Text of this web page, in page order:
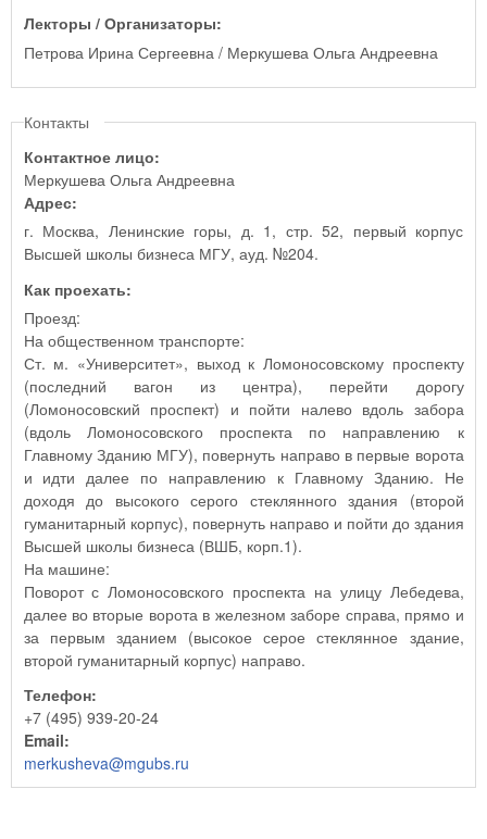
Лекторы / Организаторы:
Петрова Ирина Сергеевна / Меркушева Ольга Андреевна
Контакты
Контактное лицо:
Меркушева Ольга Андреевна
Адрес:
г. Москва, Ленинские горы, д. 1, стр. 52, первый корпус
Высшей школы бизнеса МГУ, ауд. №204.
Как проехать:
Проезд:
На общественном транспорте:
Ст. м. «Университет», выход к Ломоносовскому проспекту
(последний вагон из центра), перейти дорогу
(Ломоносовский проспект) и пойти налево вдоль забора
(вдоль Ломоносовского проспекта по направлению к
Главному Зданию МГУ), повернуть направо в первые ворота
и идти далее по направлению к Главному Зданию. Не
доходя до высокого серого стеклянного здания (второй
гуманитарный корпус), повернуть направо и пойти до здания
Высшей школы бизнеса (ВШБ, корп.1).
На машине:
Поворот с Ломоносовского проспекта на улицу Лебедева,
далее во вторые ворота в железном заборе справа, прямо и
за первым зданием (высокое серое стеклянное здание,
второй гуманитарный корпус) направо.
Телефон:
+7 (495) 939-20-24
Email:
merkusheva@mgubs.ru